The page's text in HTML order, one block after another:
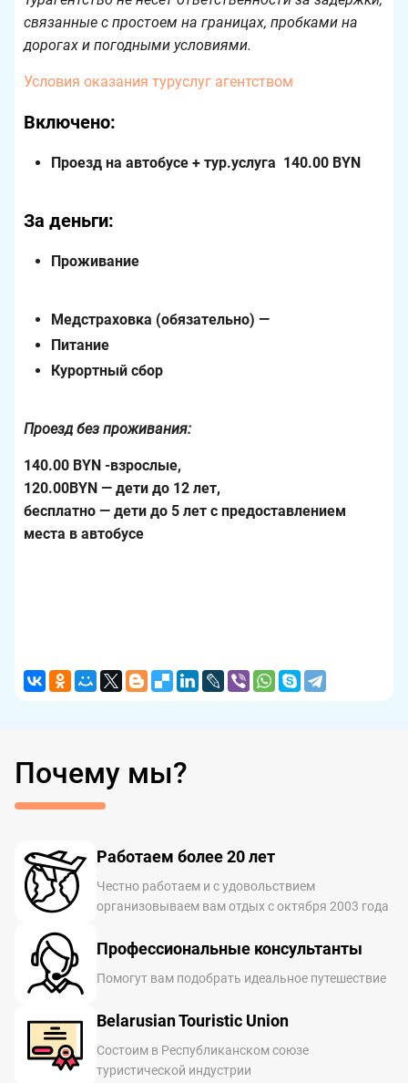
связанные с простоем на границах, пробками на
дорогах и погодными условиями.
Условия оказания туруслуг агентством
Включено:
Проезд на автобусе + тур.услуга 140.00 BYN
За деньги:
Проживание
Медстраховка (обязательно) —
Питание
Курортный сбор
Проезд без проживания:
140.00 BYN -взрослые,
120.00BYN — дети до 12 лет,
бесплатно — дети до 5 лет с предоставлением
места в автобусе
Почему мы?
Работаем более 20 лет
Честно работаем и с удовольствием
организовываем вам отдых с октября 2003 года
Профессиональные консультанты
Помогут вам подобрать идеальное путешествие
Belarusian Touristic Union
Состоим в Республиканском союзе
туристической индустрии